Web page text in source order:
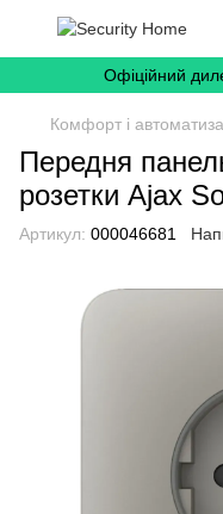
Офіційний
Комфорт і
Передня
розетки Ajax
Артикул: 000046681